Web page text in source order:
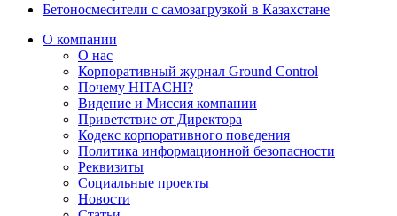
Бетоносмесители с самозагрузкой в Казахстане
О компании
О нас
Корпоративный журнал Ground Control
Почему HITACHI?
Видение и Миссия компании
Приветствие от Директора
Кодекс корпоративного поведения
Политика информационной безопасности
Реквизиты
Социальные проекты
Новости